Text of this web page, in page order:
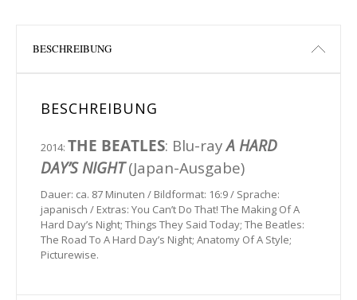
BESCHREIBUNG
BESCHREIBUNG
2014: THE BEATLES: Blu-rayA HARD
DAY’S NIGHT(Japan-Ausgabe)
Dauer: ca. 87 Minuten / Bildformat: 16:9 / Sprache:
japanisch / Extras: You Can’t Do That! The Making Of A
Hard Day’s Night; Things They Said Today; The Beatles:
The Road To A Hard Day’s Night; Anatomy Of A Style;
Picturewise.